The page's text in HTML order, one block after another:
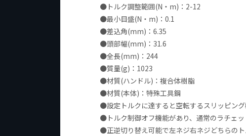
●トルク調整範囲(N・m)：2-12
●最小目盛(N・m)：0.1
●差込角(mm)：6.35
●頭部幅(mm)：31.6
●全長(mm)：244
●質量(g)：1023
●材質(ハンドル)：複合体樹脂
●材質(本体)：特殊工具鋼
●設定トルクに達すると空転するスリッピン
●トルク制御オフ機能があり、通常のラチェ
●正逆切り替え可能で左ネジ右ネジどちらのト